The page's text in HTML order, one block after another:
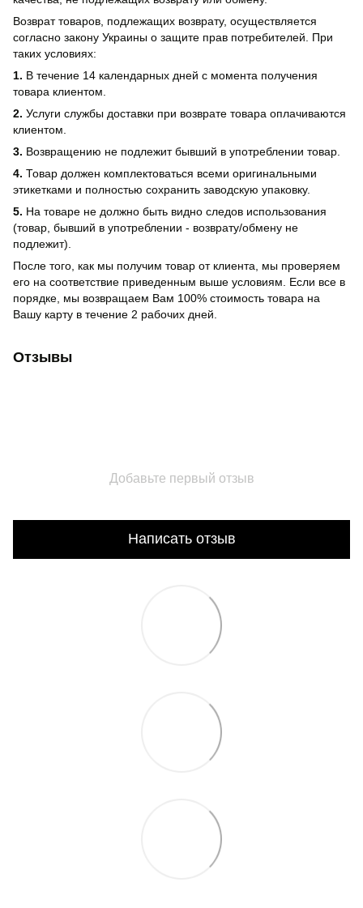
Возврат товаров, подлежащих возврату, осуществляется
согласно закону Украины о защите прав потребителей. При
таких условиях:
1. В течение 14 календарных дней с момента получения
товара клиентом.
2. Услуги службы доставки при возврате товара оплачиваются
клиентом.
3. Возвращению не подлежит бывший в употреблении товар.
4. Товар должен комплектоваться всеми оригинальными
этикетками и полностью сохранить заводскую упаковку.
5. На товаре не должно быть видно следов использования
(товар, бывший в употреблении - возврату/обмену не
подлежит).
После того, как мы получим товар от клиента, мы проверяем
его на соответствие приведенным выше условиям. Если все в
порядке, мы возвращаем Вам 100% стоимость товара на
Вашу карту в течение 2 рабочих дней.
Отзывы
Добавьте первый отзыв
Написать отзыв